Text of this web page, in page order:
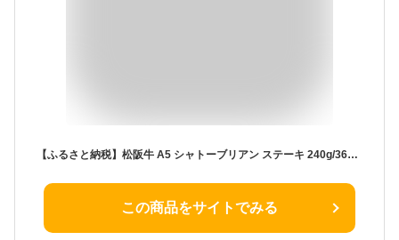
【ふるさと納税】松阪牛 A5 シャトーブリアン ステーキ 240g/360g/480g 長太屋 選べる枚数 和牛 高級肉 希少部位 ヒレ フィレ ヘレ 国産 冷凍 霜降り 贈答 ギフト お祝い ブランド牛 2枚 3枚 4枚 黒毛和牛【株式会社 長太屋】
この商品をサイトでみる